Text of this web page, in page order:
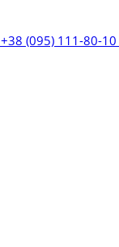
+38 (095) 111-80-10